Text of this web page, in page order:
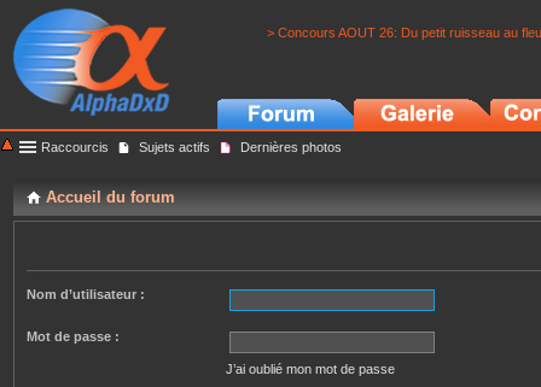
> Concours AOUT 26: Du petit ruisseau au
Raccourcis Sujets actifs Dernières photos
Accueil du forum
Nom d’utilisateur :
Mot de passe :
J’ai oublié mon mot de passe